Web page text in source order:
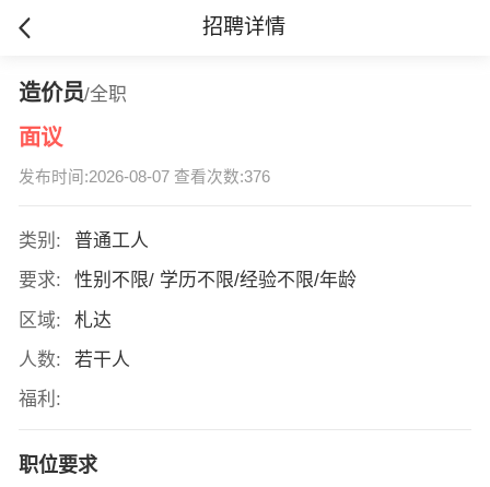
招聘详情
造价员/全职
面议
发布时间:2026-08-07 查看次数:376
类别:
普通工人
要求:
性别不限/ 学历不限/经验不限/年龄
区域:
札达
人数:
若干人
福利:
职位要求